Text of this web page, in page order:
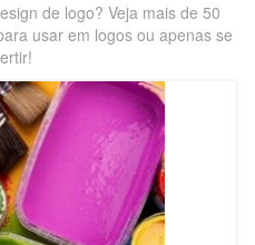
de logo? Veja mais de 50
usar em logos ou apenas se